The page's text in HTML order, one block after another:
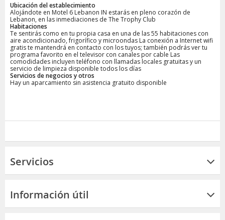
Ubicación del establecimiento
Alojándote en Motel 6 Lebanon IN estarás en pleno corazón de
Lebanon, en las inmediaciones de The Trophy Club
Habitaciones
Te sentirás como en tu propia casa en una de las 55 habitaciones con
aire acondicionado, frigorífico y microondas La conexión a Internet wifi
gratis te mantendrá en contacto con los tuyos; también podrás ver tu
programa favorito en el televisor con canales por cable Las
comodidades incluyen teléfono con llamadas locales gratuitas y un
servicio de limpieza disponible todos los días
Servicios de negocios y otros
Hay un aparcamiento sin asistencia gratuito disponible
Servicios
Información útil